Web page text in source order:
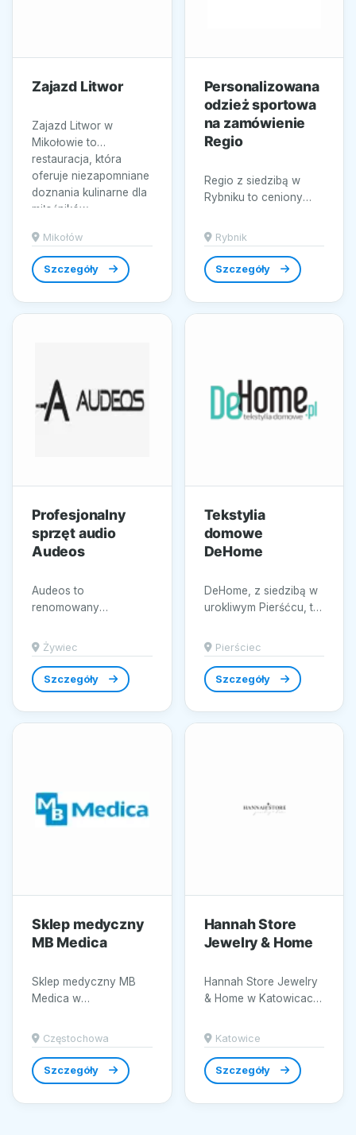
Zajazd Litwor
Zajazd Litwor w
Mikołowie to
restauracja, która
oferuje niezapomniane
doznania kulinarne dla
miłośników...
Mikołów
Szczegóły
Personalizowana
odzież sportowa
na zamówienie
Regio
Regio z siedzibą w
Rybniku to ceniony
personalizowanej
odzieży sportowej,
oferujący szeroką
gamę...
Rybnik
Szczegóły
Profesjonalny
sprzęt audio
Audeos
Audeos to
renomowany
profesjonalnego
sprzętu audio,
zlokalizowany w
malowniczym Żywcu,
Żywiec
Szczegóły
Tekstylia
domowe
DeHome
DeHome, z siedzibą w
urokliwym Pierśćcu, to
się tradycja z
nowoczesnym
wzornictwem....
Pierściec
Szczegóły
Sklep medyczny
MB Medica
Sklep medyczny MB
Medica w
szeroki asortyment
zaawansowanych
produktów...
Częstochowa
Szczegóły
Hannah Store
Jewelry & Home
Hannah Store Jewelry
& Home w Katowicach
biżuterii, łączącej
elegancję z
najwyższą...
Katowice
Szczegóły